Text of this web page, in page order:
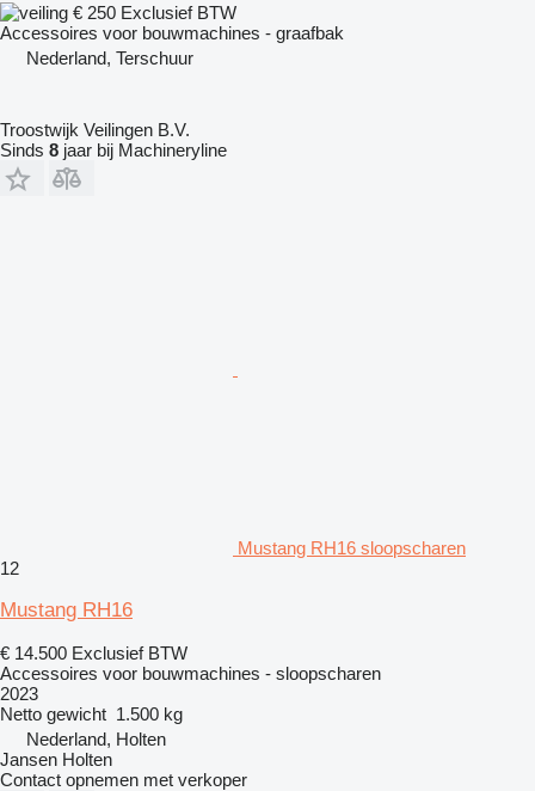
€ 250 Exclusief BTW
Accessoires voor bouwmachines - graafbak
Nederland, Terschuur
Troostwijk Veilingen B.V.
Sinds 8 jaar bij Machineryline
Mustang RH16 sloopscharen
12
Mustang RH16
€ 14.500 Exclusief BTW
Accessoires voor bouwmachines - sloopscharen
2023
Netto gewicht 1.500 kg
Nederland, Holten
Jansen Holten
Contact opnemen met verkoper